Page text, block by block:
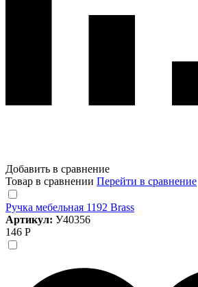
Добавить в сравнение
Товар в сравнении Перейти в сравнение
Ручка мебельная 1192 Brass
Артикул: У40356
146 Р